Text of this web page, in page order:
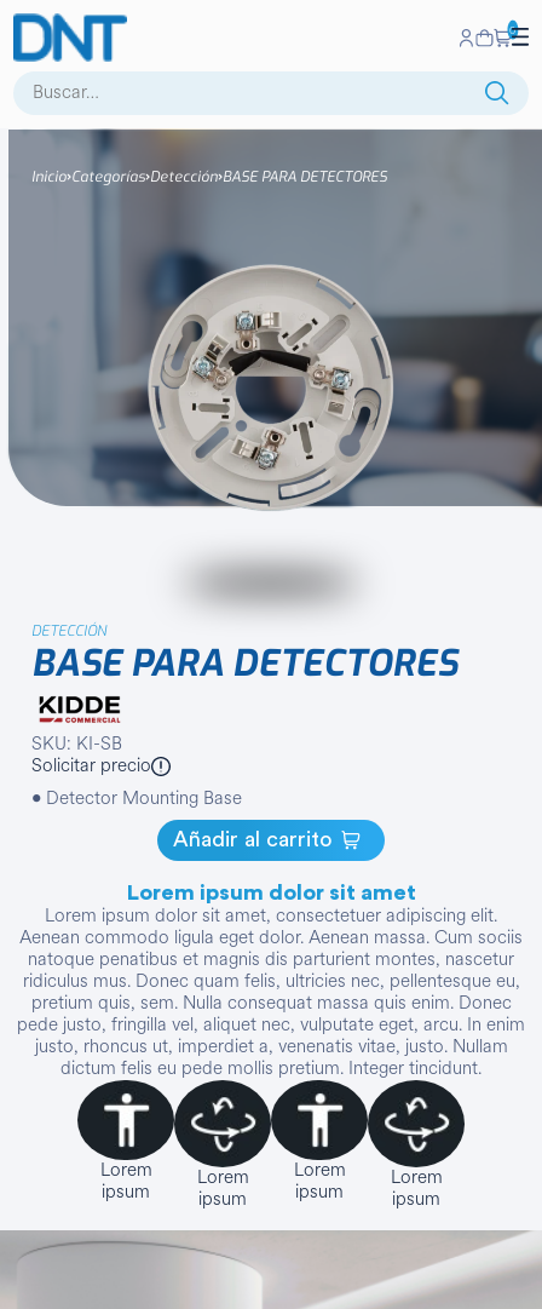
Buscar:
0
Inicio Categorías Detección BASE PARA DETECTORES
DETECCIÓN
BASE PARA DETECTORES
SKU: KI-SB
Solicitar precio
• Detector Mounting Base
Añadir al carrito
Lorem ipsum dolor sit amet
Lorem ipsum dolor sit amet, consectetuer adipiscing elit.
Aenean commodo ligula eget dolor. Aenean massa. Cum sociis
natoque penatibus et magnis dis parturient montes, nascetur
ridiculus mus. Donec quam felis, ultricies nec, pellentesque eu,
pretium quis, sem. Nulla consequat massa quis enim. Donec
pede justo, fringilla vel, aliquet nec, vulputate eget, arcu. In enim
justo, rhoncus ut, imperdiet a, venenatis vitae, justo. Nullam
dictum felis eu pede mollis pretium. Integer tincidunt.
Lorem
ipsum
Lorem
ipsum
Lorem
ipsum
Lorem
ipsum